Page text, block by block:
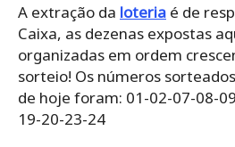
A extração da loteria é de
Caixa, as dezenas expostas
organizadas em ordem
sorteio! Os números
de hoje foram: 01-02-07-08-
19-20-23-24